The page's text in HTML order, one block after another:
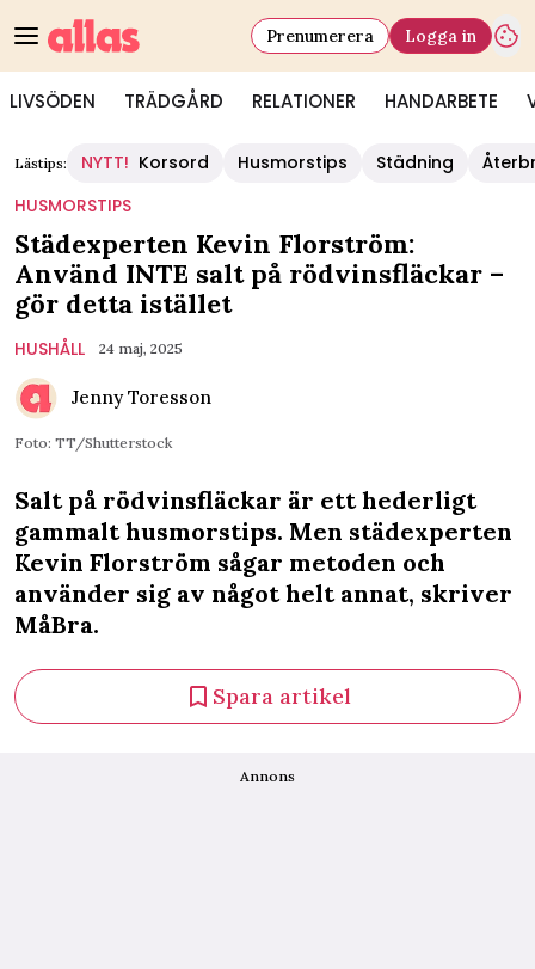
LIVSÖDEN TRÄDGÅRD RELATIONER HANDARBETE
Prenumerera Logga in
Lästips: NYTT! Korsord Husmorstips Städning
HUSMORSTIPS
Städexperten Kevin Florström:
Använd INTE salt på rödvinsfläckar –
gör detta istället
HUSHÅLL 24 maj, 2025
Jenny Toresson
Foto: TT/Shutterstock
Salt på rödvinsfläckar är ett hederligt
gammalt husmorstips. Men städexperten
Kevin Florström sågar metoden och
använder sig av något helt annat, skriver
MåBra.
Spara artikel
Annons